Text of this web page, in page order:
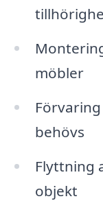
möbler
behövs
Flyttning
objekt